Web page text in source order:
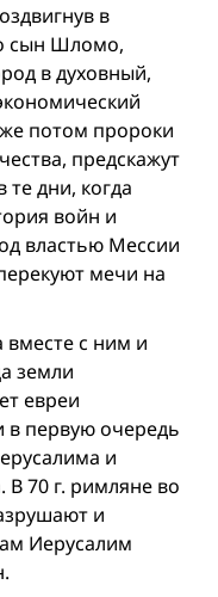
в
сын Шломо,
в духовный,
потом пророки
предскажут
дни, когда
вой­н и
властью Мессии
мечи на
вместе с ним и
земли
евреи
в первую очередь
и
В 70 г. римляне во
и
Иерусалим